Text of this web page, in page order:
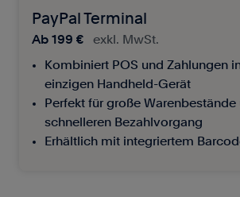
PayPal Terminal
Ab 199 € exkl. MwSt.
Kombiniert POS und Zahlungen
einzigen Handheld-Gerät
Perfekt für große Warenbestände
schnelleren Bezahlvorgang
Erhältlich mit integriertem